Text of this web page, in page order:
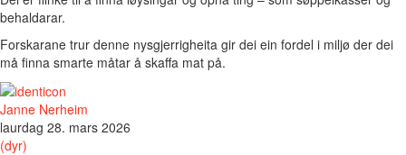
behaldarar.
Forskarane trur denne nysgjerrigheita gir dei ein fordel i miljø der dei
må finna smarte måtar å skaffa mat på.
Janne Nerheim
laurdag 28. mars 2026
(dyr)